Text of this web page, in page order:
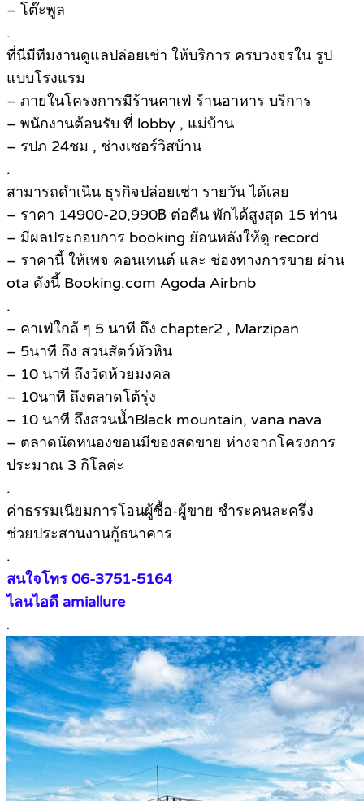
– โต๊ะพูล
.
ที่นีมีทีมงานดูแลปล่อยเช่า ให้บริการ ครบวงจรใน รูป
แบบโรงแรม
– ภายในโครงการมีร้านคาเฟ่ ร้านอาหาร บริการ
– พนักงานต้อนรับ ที่ lobby , แม่บ้าน
– รปภ 24ชม , ช่างเซอร์วิสบ้าน
.
สามารถดำเนิน ธุรกิจปล่อยเช่า รายวัน ได้เลย
– ราคา 14900-20,990฿ ต่อคืน พักได้สูงสุด 15 ท่าน
– มีผลประกอบการ booking ยัอนหลังให้ดู record
– ราคานี้ ให้เพจ คอนเทนต์ และ ช่องทางการขาย ผ่าน
ota ดังนี้ Booking.com Agoda Airbnb
.
– คาเฟ่ใกล้ ๆ 5 นาที ถึง chapter2 , Marzipan
– 5นาที ถึง สวนสัตว์หัวหิน
– 10 นาที ถึงวัดห้วยมงคล
– 10นาที ถึงตลาดโต้รุ่ง
– 10 นาที ถึงสวนน้ำBlack mountain, vana nava
– ตลาดนัดหนองขอนมีของสดขาย ห่างจากโครงการ
ประมาณ 3 กิโลค่ะ
.
ค่าธรรมเนียมการโอนผู้ซื้อ-ผู้ขาย ชำระคนละครึ่ง
ช่วยประสานงานกู้ธนาคาร
.
สนใจโทร 06-3751-5164
ไลนไอดี amiallure
.